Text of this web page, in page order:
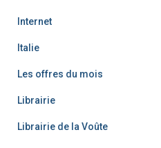
Internet
Italie
Les offres du mois
Librairie
Librairie de la Voûte